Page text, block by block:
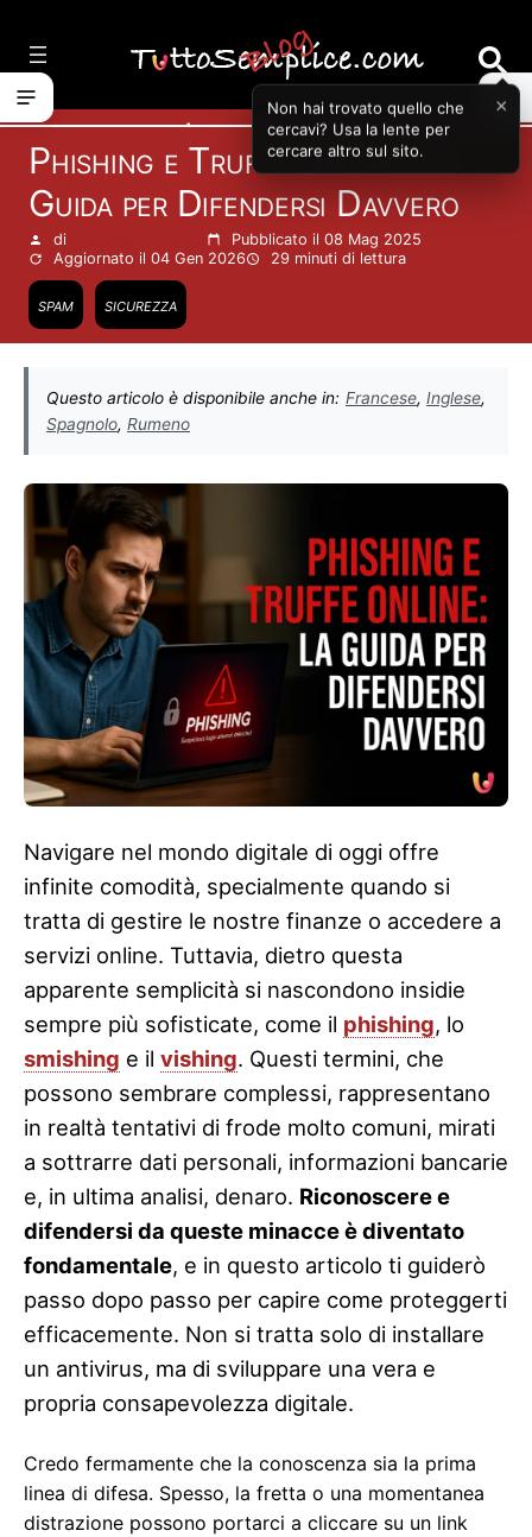
contenuto
Informatica
Phishing e Truffe Online: La
Guida per Difendersi Davvero
di
Pubblicato il 08 Mag 2025
Aggiornato il 04 Gen 2026
29 minuti di lettura
spam sicurezza
Questo articolo è disponibile anche in: Francese, Inglese,
Spagnolo, Rumeno
Navigare nel mondo digitale di oggi offre
infinite comodità, specialmente quando si
tratta di gestire le nostre finanze o accedere a
servizi online. Tuttavia, dietro questa
apparente semplicità si nascondono insidie
sempre più sofisticate, come il phishing, lo
smishing e il vishing. Questi termini, che
possono sembrare complessi, rappresentano
in realtà tentativi di frode molto comuni, mirati
a sottrarre dati personali, informazioni bancarie
e, in ultima analisi, denaro. Riconoscere e
difendersi da queste minacce è diventato
fondamentale, e in questo articolo ti guiderò
passo dopo passo per capire come proteggerti
efficacemente. Non si tratta solo di installare
un antivirus, ma di sviluppare una vera e
propria consapevolezza digitale.
Credo fermamente che la conoscenza sia la prima
linea di difesa. Spesso, la fretta o una momentanea
distrazione possono portarci a cliccare su un link
Non hai trovato quello che
cercavi? Usa la lente per
cercare altro sul sito.
×